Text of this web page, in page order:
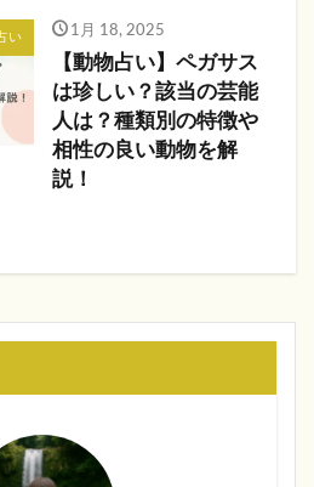
い 1月 18, 2025
【動物占い】ペガサス
は珍しい？該当の芸能
人は？種類別の特徴や
相性の良い動物を解
説！